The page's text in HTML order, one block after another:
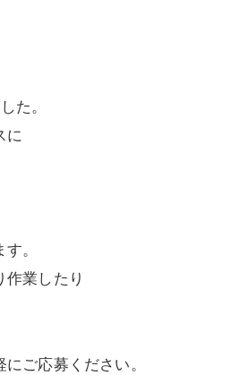
た。
に
。
業したり
ご応募ください。